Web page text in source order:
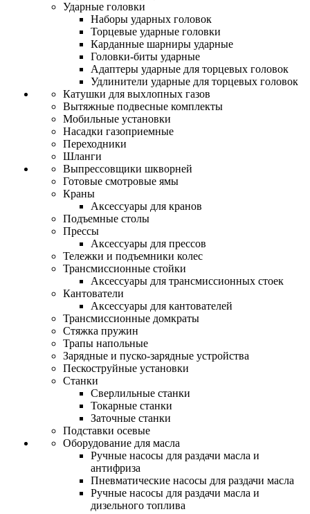
Ударные головки
Наборы ударных головок
Торцевые ударные головки
Карданные шарниры ударные
Головки-биты ударные
Адаптеры ударные для торцевых головок
Удлинители ударные для торцевых головок
Катушки для выхлопных газов
Вытяжные подвесные комплекты
Мобильные установки
Насадки газоприемные
Переходники
Шланги
Выпрессовщики шкворней
Готовые смотровые ямы
Краны
Аксессуары для кранов
Подъемные столы
Прессы
Аксессуары для прессов
Тележки и подъемники колес
Трансмиссионные стойки
Аксессуары для трансмиссионных стоек
Кантователи
Аксессуары для кантователей
Трансмиссионные домкраты
Стяжка пружин
Трапы напольные
Зарядные и пуско-зарядные устройства
Пескоструйные установки
Станки
Сверлильные станки
Токарные станки
Заточные станки
Подставки осевые
Оборудование для масла
Ручные насосы для раздачи масла и
антифриза
Пневматические насосы для раздачи масла
Ручные насосы для раздачи масла и
дизельного топлива